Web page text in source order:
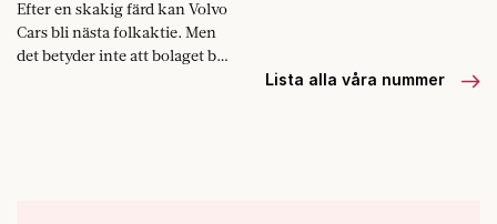
Efter en skakig färd kan Volvo
Cars bli nästa folkaktie. Men
det betyder inte att bolaget blir
Lista alla våra nummer